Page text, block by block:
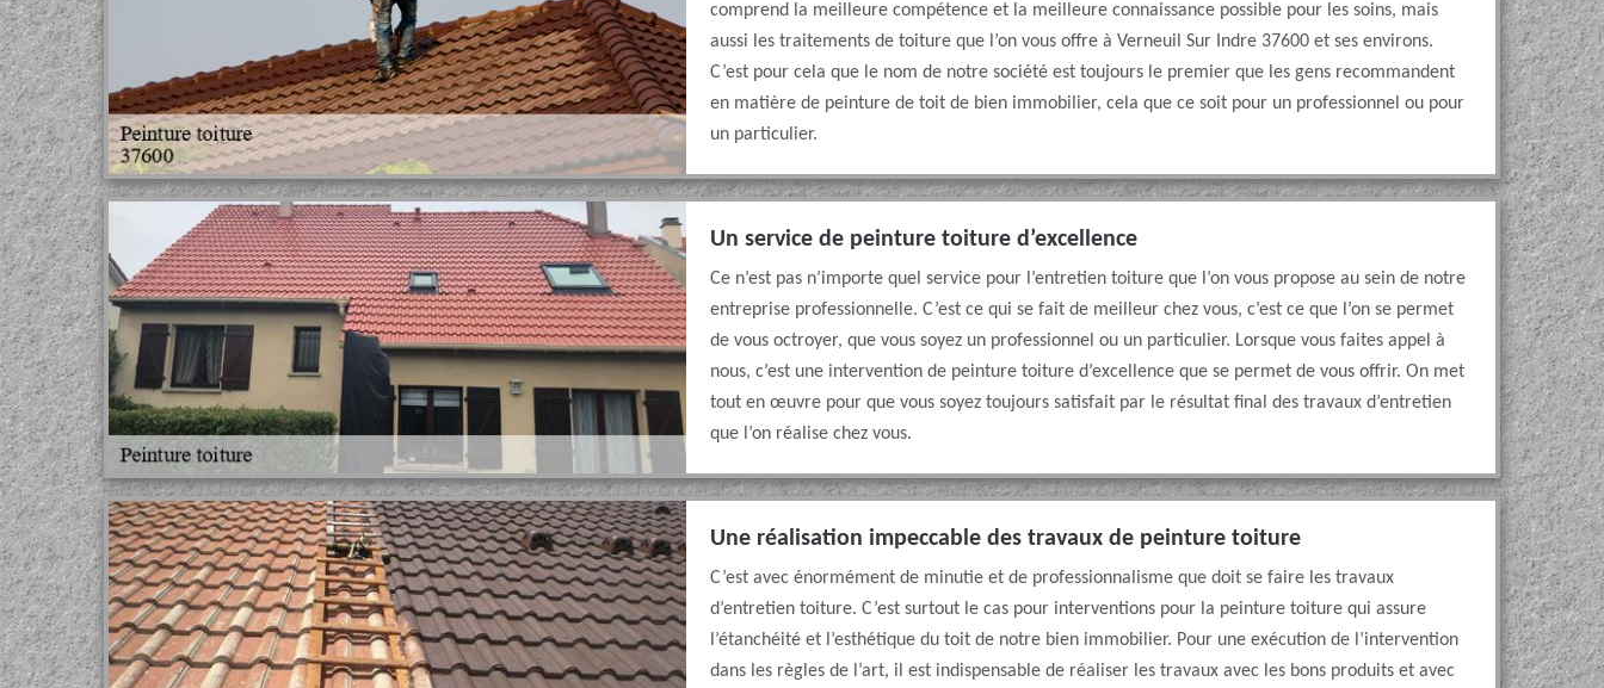
comprend la meilleure compétence et la meilleure connaissance possible pour les soins, mais
aussi les traitements de toiture que l’on vous offre à Verneuil Sur Indre 37600 et ses environs.
C’est pour cela que le nom de notre société est toujours le premier que les gens recommandent
en matière de peinture de toit de bien immobilier, cela que ce soit pour un professionnel ou pour
un particulier.
Un service de peinture toiture d’excellence
Ce n’est pas n’importe quel service pour l’entretien toiture que l’on vous propose au sein de notre
entreprise professionnelle. C’est ce qui se fait de meilleur chez vous, c’est ce que l’on se permet
de vous octroyer, que vous soyez un professionnel ou un particulier. Lorsque vous faites appel à
nous, c’est une intervention de peinture toiture d’excellence que se permet de vous offrir. On met
tout en œuvre pour que vous soyez toujours satisfait par le résultat final des travaux d’entretien
que l’on réalise chez vous.
Une réalisation impeccable des travaux de peinture toiture
C’est avec énormément de minutie et de professionnalisme que doit se faire les travaux
d’entretien toiture. C’est surtout le cas pour interventions pour la peinture toiture qui assure
l’étanchéité et l’esthétique du toit de notre bien immobilier. Pour une exécution de l’intervention
dans les règles de l’art, il est indispensable de réaliser les travaux avec les bons produits et avec